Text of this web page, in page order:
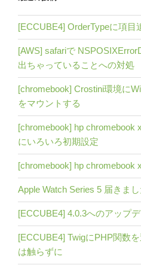
[ECCUBE4] OrderTypeに項
[AWS] safariで
出ちゃっていることへの対処
[chromebook] Crostini環境に
をマウントする
[chromebook] hp chromebook
にいろいろ初期設定
[chromebook] hp chromebook
Apple Watch Series 5 届きまし
[ECCUBE4] 4.0.3へのアップ
[ECCUBE4] TwigにPHP関数
は触らずに